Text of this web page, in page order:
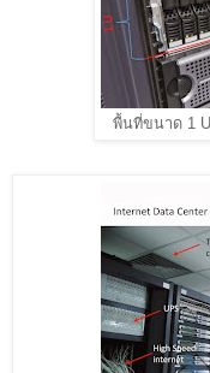
พื้นที่ขนาด 1